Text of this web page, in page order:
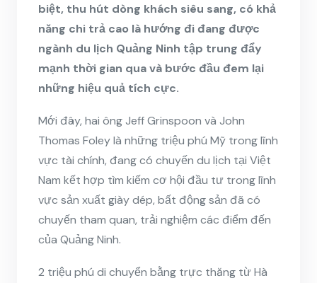
biệt, thu hút dòng khách siêu sang, có khả
năng chi trả cao là hướng đi đang được
ngành du lịch Quảng Ninh tập trung đẩy
mạnh thời gian qua và bước đầu đem lại
những hiệu quả tích cực.
Mới đây, hai ông Jeff Grinspoon và John
Thomas Foley là những triệu phú Mỹ trong lĩnh
vực tài chính, đang có chuyến du lịch tại Việt
Nam kết hợp tìm kiếm cơ hội đầu tư trong lĩnh
vực sản xuất giày dép, bất động sản đã có
chuyến tham quan, trải nghiệm các điểm đến
của Quảng Ninh.
2 triệu phú di chuyển bằng trực thăng từ Hà